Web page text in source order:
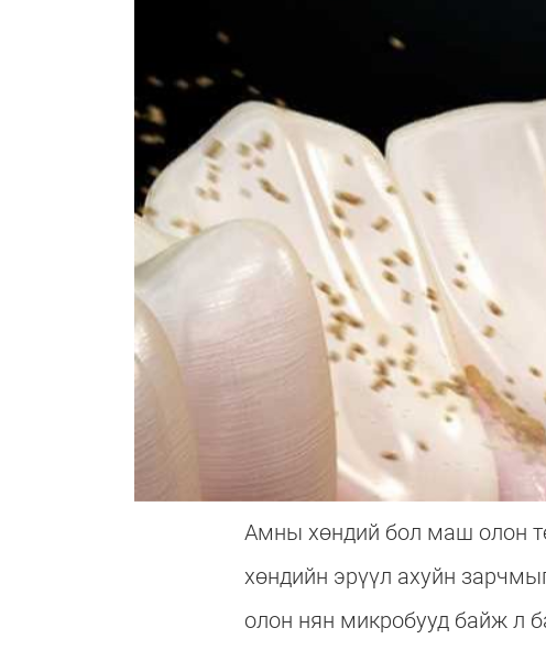
Амны хөндий бол маш олон
хөндийн эрүүл ахуйн
олон нян микробууд байж л